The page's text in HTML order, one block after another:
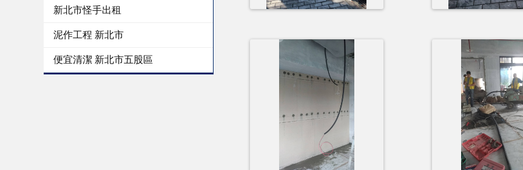
新北市怪手出租
泥作工程 新北市
便宜清潔 新北市五股區